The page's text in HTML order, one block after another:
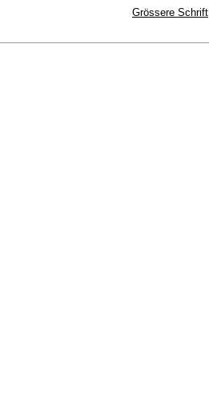
Grössere Schrift